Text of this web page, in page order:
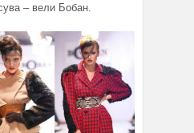
– вели Бобан.